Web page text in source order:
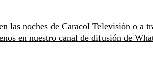
las noches de Caracol Televisión o a
en nuestro canal de difusión de